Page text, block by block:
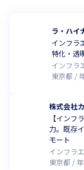
ラ・ハイ
インフラ
特化・透
インフラ
東京都
株式会社
【インフ
力。既存
モート
インフラ
東京都